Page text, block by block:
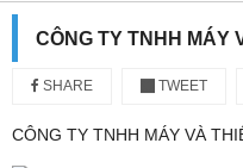
CÔNG TY TNHH MÁY
SHARE TWEET
CÔNG TY TNHH MÁY VÀ